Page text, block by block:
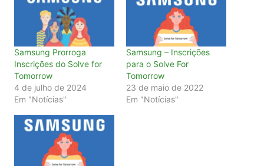
Samsung Prorroga
Inscrições do Solve for
Tomorrow
4 de julho de 2024
Em "Notícias"
Samsung – Inscrições
para o Solve For
Tomorrow
23 de maio de 2022
Em "Notícias"